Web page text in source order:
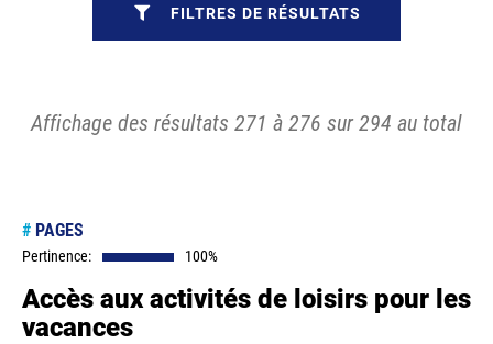
Affichage des résultats 271 à 276 sur 294 au total
# PAGES
Pertinence: 100%
Accès aux activités de loisirs pour les
vacances
FILTRES DE RÉSULTATS